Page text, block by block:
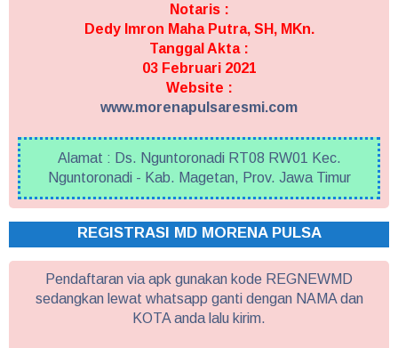
Notaris :
Dedy Imron Maha Putra, SH, MKn.
Tanggal Akta :
03 Februari 2021
Website :
www.morenapulsaresmi.com
Alamat : Ds. Nguntoronadi RT08 RW01 Kec.
Nguntoronadi - Kab. Magetan, Prov. Jawa Timur
REGISTRASI MD MORENA PULSA
Pendaftaran via apk gunakan kode REGNEWMD
sedangkan lewat whatsapp ganti dengan NAMA dan
KOTA anda lalu kirim.